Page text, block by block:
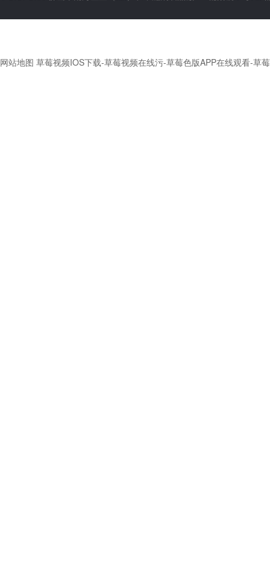
网站地图 草莓视频IOS下载-草莓视频在线污-草莓色版APP在线观看-草